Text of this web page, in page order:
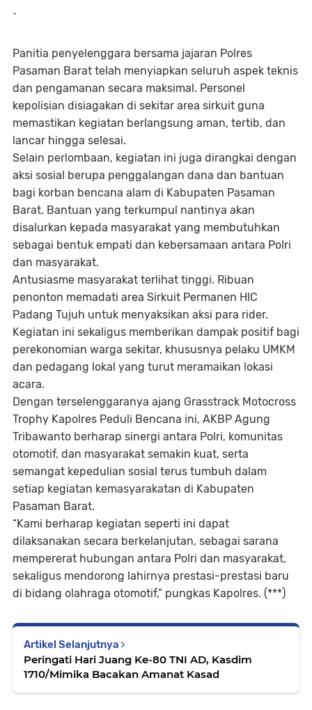
-
Panitia penyelenggara bersama jajaran Polres
Pasaman Barat telah menyiapkan seluruh aspek teknis
dan pengamanan secara maksimal. Personel
kepolisian disiagakan di sekitar area sirkuit guna
memastikan kegiatan berlangsung aman, tertib, dan
lancar hingga selesai.
Selain perlombaan, kegiatan ini juga dirangkai dengan
aksi sosial berupa penggalangan dana dan bantuan
bagi korban bencana alam di Kabupaten Pasaman
Barat. Bantuan yang terkumpul nantinya akan
disalurkan kepada masyarakat yang membutuhkan
sebagai bentuk empati dan kebersamaan antara Polri
dan masyarakat.
Antusiasme masyarakat terlihat tinggi. Ribuan
penonton memadati area Sirkuit Permanen HIC
Padang Tujuh untuk menyaksikan aksi para rider.
Kegiatan ini sekaligus memberikan dampak positif bagi
perekonomian warga sekitar, khususnya pelaku UMKM
dan pedagang lokal yang turut meramaikan lokasi
acara.
Dengan terselenggaranya ajang Grasstrack Motocross
Trophy Kapolres Peduli Bencana ini, AKBP Agung
Tribawanto berharap sinergi antara Polri, komunitas
otomotif, dan masyarakat semakin kuat, serta
semangat kepedulian sosial terus tumbuh dalam
setiap kegiatan kemasyarakatan di Kabupaten
Pasaman Barat.
“Kami berharap kegiatan seperti ini dapat
dilaksanakan secara berkelanjutan, sebagai sarana
mempererat hubungan antara Polri dan masyarakat,
sekaligus mendorong lahirnya prestasi-prestasi baru
di bidang olahraga otomotif,” pungkas Kapolres. (***)
Artikel Selanjutnya
Peringati Hari Juang Ke-80 TNI AD, Kasdim
1710/Mimika Bacakan Amanat Kasad